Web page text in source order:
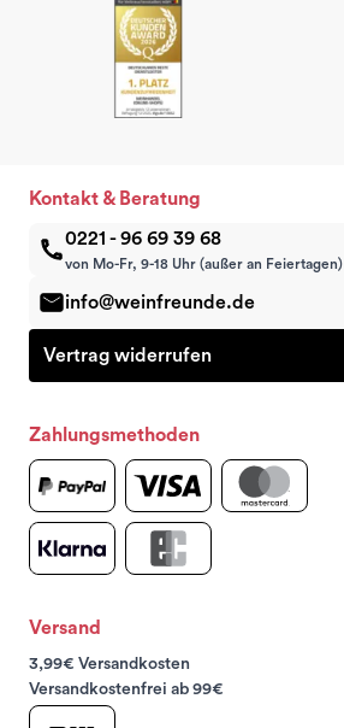
Kontakt & Beratung
0221 - 96 69 39 68
von Mo-Fr, 9-18 Uhr (außer an Feiertagen)
info@weinfreunde.de
Vertrag widerrufen
Zahlungsmethoden
Versand
3,99€ Versandkosten
Versandkostenfrei ab 99€